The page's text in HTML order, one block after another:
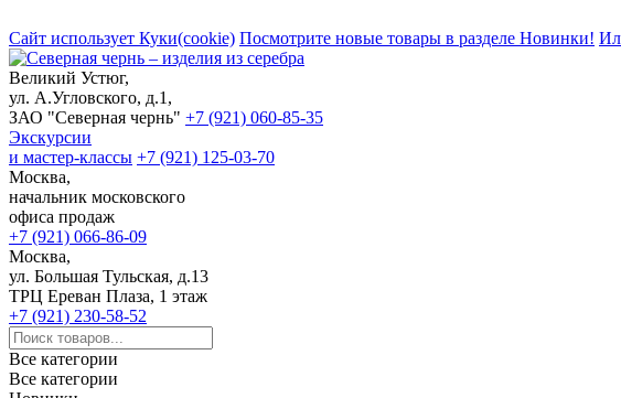
Сайт использует Куки(cookie) Посмотрите новые товары в разделе Новинки!
Великий Устюг,
ул. А.Угловского, д.1,
ЗАО "Северная чернь" +7 (921) 060-85-35
Экскурсии
и мастер-классы +7 (921) 125-03-70
Москва,
начальник московского
офиса продаж
+7 (921) 066-86-09
Москва,
ул. Большая Тульская, д.13
ТРЦ Ереван Плаза, 1 этаж
+7 (921) 230-58-52
Все категории
Все категории